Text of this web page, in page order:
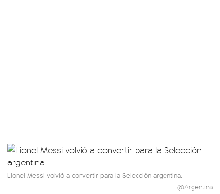
Lionel Messi volvió a convertir para la Selección argentina.
@Argentina